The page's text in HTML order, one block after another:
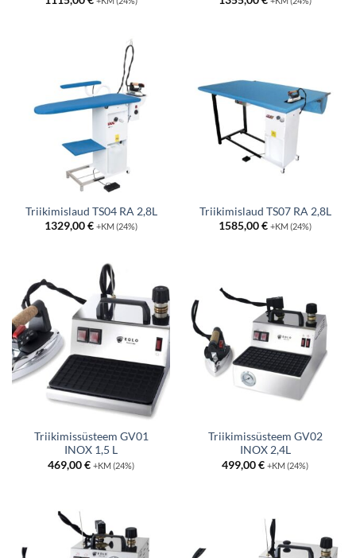
Triikimislaud TS04 RA 2,8L
1329,00€ +KM (24%)
Triikimislaud TS07 RA 2,8L
1585,00€ +KM (24%)
Triikimissüsteem GV01
INOX 1,5 L
469,00€ +KM (24%)
Triikimissüsteem GV02
INOX 2,4L
499,00€ +KM (24%)